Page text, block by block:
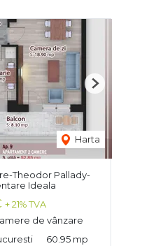
Harta
Next
Theodor Pallady-
Ideala
+ 21% TVA
de vânzare
60.95 mp